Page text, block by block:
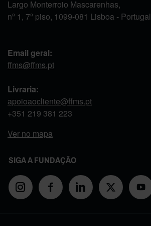
Largo Monterroio Mascarenhas,
nº 1, 7º piso, 1099-081 Lisboa - Portugal
Email geral:
ffms@ffms.pt
Livraria:
apoioaocliente@ffms.pt
+351 219 381 223
Ver no mapa
SIGA A FUNDAÇÃO